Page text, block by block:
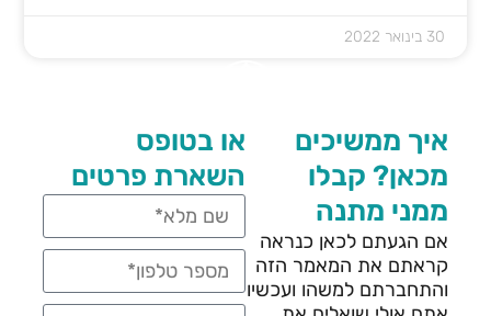
30 בינואר 2022
איך ממשיכים
מכאן? קבלו
ממני מתנה
אם הגעתם לכאן כנראה
קראתם את המאמר הזה
והתחברתם למשהו ועכשיו
או בטופס
השארת פרטים